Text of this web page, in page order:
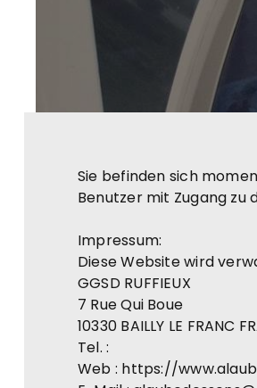
Sie befinden sich
Benutzer mit Zugang zu
Impressum:
Diese Website wird
GGSD RUFFIEUX
7 Rue Qui Boue
10330 BAILLY LE FRANC
Tel. :
Web : https://